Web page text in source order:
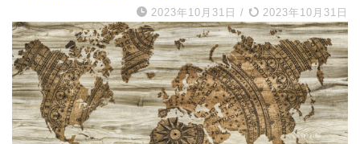
2023年10月31日 / 2023年10月31日